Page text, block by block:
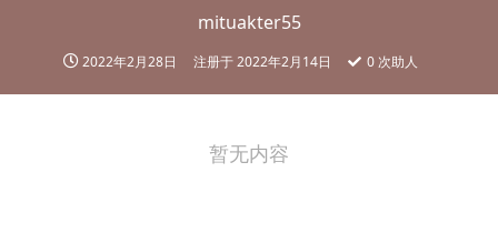
mituakter55
2022年2月28日 注册于2022年2月14日 0 次助人
暂无内容